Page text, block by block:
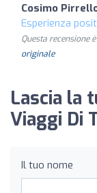
Cosimo
Esperienza
Questa recensione
originale
Lascia la
Viaggi Di
Il tuo nome